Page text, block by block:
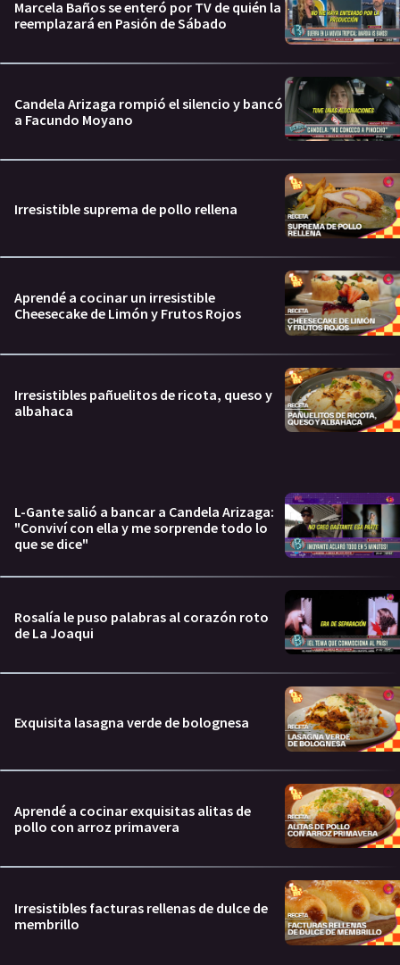
Marcela Baños se enteró por TV de quién la
reemplazará en Pasión de Sábado
Candela Arizaga rompió el silencio y bancó
a Facundo Moyano
Irresistible suprema de pollo rellena
Aprendé a cocinar un irresistible
Cheesecake de Limón y Frutos Rojos
Irresistibles pañuelitos de ricota, queso y
albahaca
L-Gante salió a bancar a Candela Arizaga:
"Conviví con ella y me sorprende todo lo
que se dice"
Rosalía le puso palabras al corazón roto
de La Joaqui
Exquisita lasagna verde de bolognesa
Aprendé a cocinar exquisitas alitas de
pollo con arroz primavera
Irresistibles facturas rellenas de dulce de
membrillo